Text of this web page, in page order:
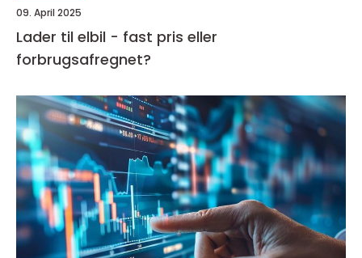
09. April 2025
Lader til elbil - fast pris eller
forbrugsafregnet?